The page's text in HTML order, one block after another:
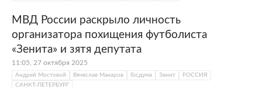
МВД России раскрыло личность
организатора похищения футболиста
«Зенита» и зятя депутата
11:05, 27 октября 2025
Андрей Мостовой Вячеслав Макаров Госдума Зенит
РОССИЯ
САНКТ-ПЕТЕРБУРГ